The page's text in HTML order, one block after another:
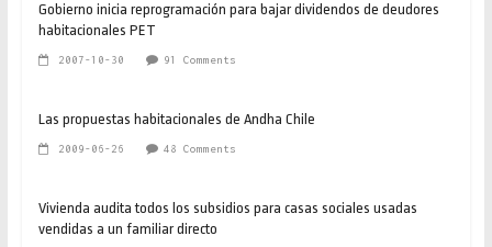
Gobierno inicia reprogramación para bajar dividendos de deudores
habitacionales PET
2007-10-30 91 Comments
Las propuestas habitacionales de Andha Chile
2009-06-26 48 Comments
Vivienda audita todos los subsidios para casas sociales usadas
vendidas a un familiar directo